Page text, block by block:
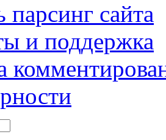
парсинг сайта
и поддержка